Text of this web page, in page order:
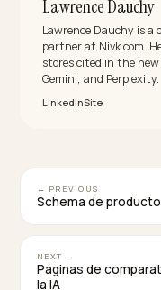
beneficio SEO y
excluye de las
permitir o no debe
supuesto riesgo
Para controlar la
que ningún bot